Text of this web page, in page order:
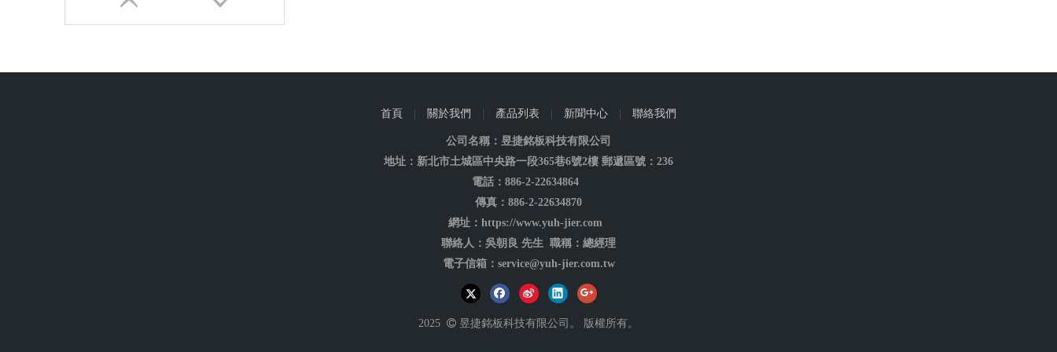
首頁 關於我們 產品列表 新聞中心 聯絡我們
公司名稱：昱捷銘板科技有限公司
地址：新北市土城區中央路一段365巷6號2樓 郵遞區號：236
電話：886-2-22634864
傳真：886-2-22634870
網址：https://www.yuh-jier.com
聯絡人：吳朝良 先生 職稱：總經理
電子信箱：service@yuh-jier.com.tw
2025  昱捷銘板科技有限公司。 版權所有。